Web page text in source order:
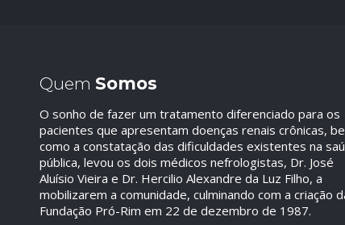
Quem Somos
O sonho de fazer um tratamento diferenciado para os
pacientes que apresentam doenças renais crônicas,
como a constatação das dificuldades existentes na
pública, levou os dois médicos nefrologistas, Dr. José
Aluísio Vieira e Dr. Hercilio Alexandre da Luz Filho, a
mobilizarem a comunidade, culminando com a criação
Fundação Pró-Rim em 22 de dezembro de 1987.